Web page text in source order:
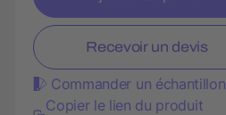
Recevoir un devis
Commander un échantillon
Copier le lien du produit